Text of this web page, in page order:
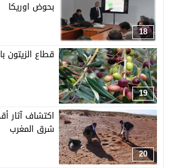
18
بحوض اوريكا
19
قطاع الزيتون
20
اكتشاف آثار
شرق المغرب